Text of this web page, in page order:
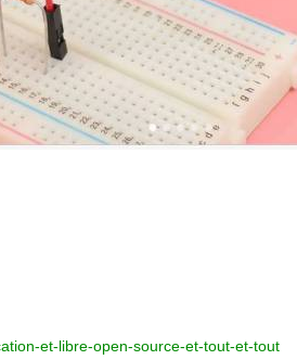
et-libre-open-source-et-tout-et-tout